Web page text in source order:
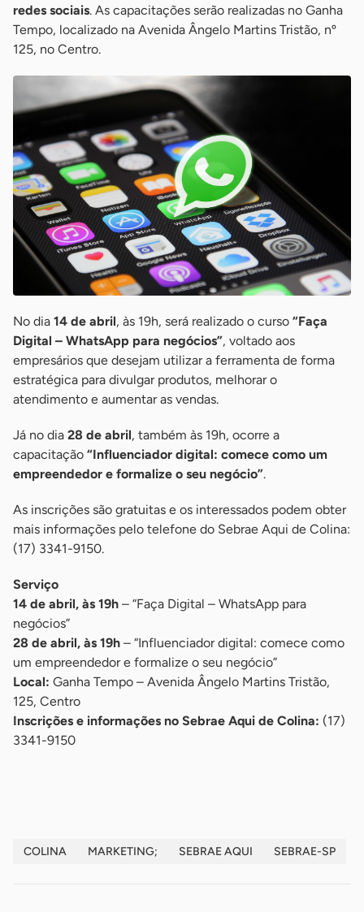
redes sociais. As capacitações serão realizadas no Ganha
Tempo, localizado na Avenida Ângelo Martins Tristão, nº
125, no Centro.
No dia 14 de abril, às 19h, será realizado o curso “Faça
Digital – WhatsApp para negócios”, voltado aos
empresários que desejam utilizar a ferramenta de forma
estratégica para divulgar produtos, melhorar o
atendimento e aumentar as vendas.
Já no dia 28 de abril, também às 19h, ocorre a
capacitação “Influenciador digital: comece como um
empreendedor e formalize o seu negócio”.
As inscrições são gratuitas e os interessados podem obter
mais informações pelo telefone do Sebrae Aqui de Colina:
(17) 3341-9150.
Serviço
14 de abril, às 19h – “Faça Digital – WhatsApp para
negócios”
28 de abril, às 19h – “Influenciador digital: comece como
um empreendedor e formalize o seu negócio”
Local: Ganha Tempo – Avenida Ângelo Martins Tristão,
125, Centro
Inscrições e informações no Sebrae Aqui de Colina: (17)
3341-9150
COLINA MARKETING; SEBRAE AQUI SEBRAE-SP